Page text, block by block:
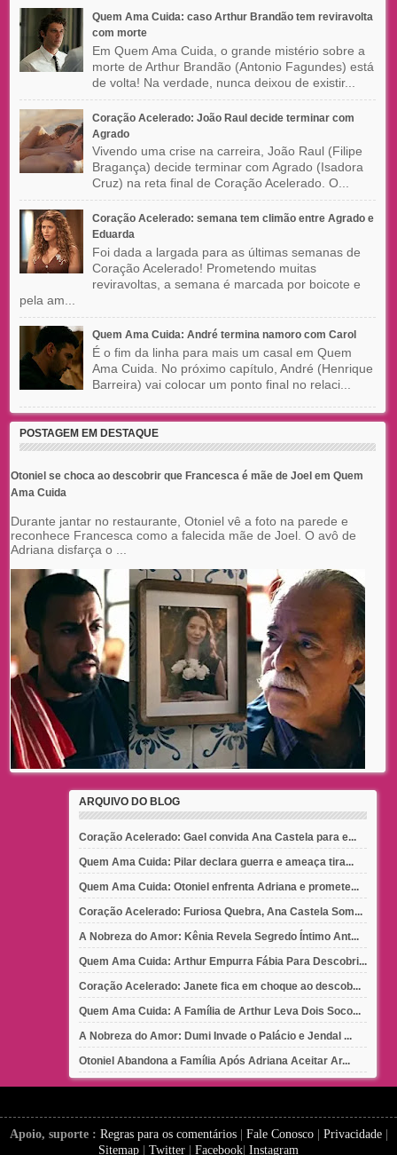
Quem Ama Cuida: caso Arthur Brandão tem reviravolta
com morte
Em Quem Ama Cuida, o grande mistério sobre a
morte de Arthur Brandão (Antonio Fagundes) está
de volta! Na verdade, nunca deixou de existir...
Coração Acelerado: João Raul decide terminar com
Agrado
Vivendo uma crise na carreira, João Raul (Filipe
Bragança) decide terminar com Agrado (Isadora
Cruz) na reta final de Coração Acelerado. O...
Coração Acelerado: semana tem climão entre Agrado e
Eduarda
Foi dada a largada para as últimas semanas de
Coração Acelerado! Prometendo muitas
reviravoltas, a semana é marcada por boicote e
pela am...
Quem Ama Cuida: André termina namoro com Carol
É o fim da linha para mais um casal em Quem
Ama Cuida. No próximo capítulo, André (Henrique
Barreira) vai colocar um ponto final no relaci...
POSTAGEM EM DESTAQUE
Otoniel se choca ao descobrir que Francesca é mãe de Joel em Quem
Ama Cuida
Durante jantar no restaurante, Otoniel vê a foto na parede e
reconhece Francesca como a falecida mãe de Joel. O avô de
Adriana disfarça o ...
ARQUIVO DO BLOG
Coração Acelerado: Gael convida Ana Castela para e...
Quem Ama Cuida: Pilar declara guerra e ameaça tira...
Quem Ama Cuida: Otoniel enfrenta Adriana e promete...
Coração Acelerado: Furiosa Quebra, Ana Castela Som...
A Nobreza do Amor: Kênia Revela Segredo Íntimo Ant...
Quem Ama Cuida: Arthur Empurra Fábia Para Descobri...
Coração Acelerado: Janete fica em choque ao descob...
Quem Ama Cuida: A Família de Arthur Leva Dois Soco...
A Nobreza do Amor: Dumi Invade o Palácio e Jendal ...
Otoniel Abandona a Família Após Adriana Aceitar Ar...
Apoio, suporte : Regras para os comentários| Fale Conosco| Privacidade|
Sitemap
Twitter Facebook Instagram